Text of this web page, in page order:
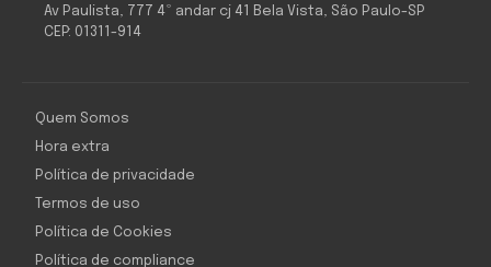
Av Paulista, 777 4º andar cj 41 Bela Vista, São Paulo-SP
CEP: 01311-914
Quem Somos
Hora extra
Política de privacidade
Termos de uso
Política de Cookies
Política de compliance